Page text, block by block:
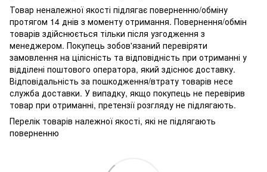
Товар неналежної якості підлягає поверненню/обміну
протягом 14 днів з моменту отримання. Повернення/обмін
товарів здійснюється тільки після узгодження з
менеджером. Покупець зобов'язаний перевіряти
замовлення на цілісність та відповідність при отриманні у
відділені поштового оператора, який здіснює доставку.
Відповідальність за пошкодження/втрату товарів несе
служба доставки. У випадку, якщо покупець не перевірив
товар при отриманні, претензії розгляду не підлягають.
Перелік товарів належної якості, які не підлягають
поверненню